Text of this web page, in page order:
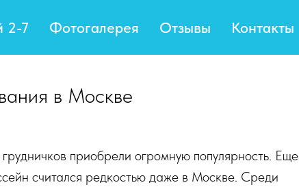
2-7 Фотогалерея Отзывы Контакты
в Москве
приобрели огромную популярность. Еще
считался редкостью даже в Москве. Среди